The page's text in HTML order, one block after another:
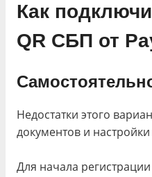
Как
QR СБП от
Недостатки этого
документов и
Для начала